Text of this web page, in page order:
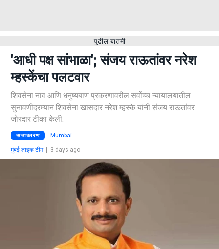
पुढील बातमी
'आधी पक्ष सांभाळा'; संजय राऊतांवर नरेश
म्हस्केंचा पलटवार
शिवसेना नाव आणि धनुष्यबाण प्रकरणावरील सर्वोच्च न्यायालयातील
सुनावणीदरम्यान शिवसेना खासदार नरेश म्हस्के यांनी संजय राऊतांवर
जोरदार टीका केली.
सत्ताकारण
मुंबई लाइव्ह टीम